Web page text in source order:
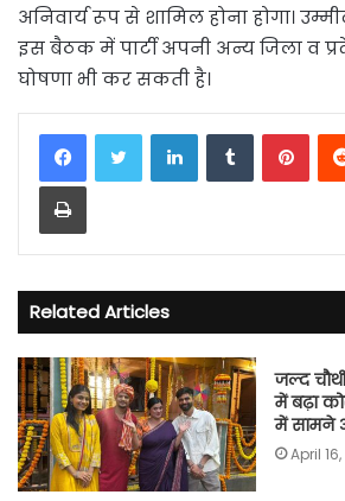
अनिवार्य रूप से शामिल होना होगा।
इस बैठक में पार्टी अपनी अन्य जिला व
घोषणा भी कर सकती है।
LinkedInTumblr
Print
Related Articles
जल्द
में बढ़ा
में सामने
April